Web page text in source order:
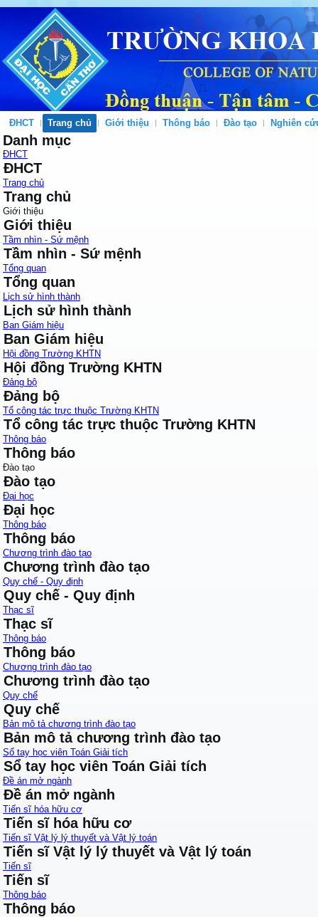
ĐHCT Trang chủ Giới thiệu Thông báo Đào tạo Nghiên
Danh mục
ĐHCT
ĐHCT
Trang chủ
Trang chủ
Giới thiệu
Giới thiệu
Tầm nhìn - Sứ mệnh
Tầm nhìn - Sứ mệnh
Tổng quan
Tổng quan
Lịch sử hình thành
Lịch sử hình thành
Ban Giám hiệu
Ban Giám hiệu
Hội đồng Trường KHTN
Hội đồng Trường KHTN
Đảng bộ
Đảng bộ
Tổ công tác trực thuộc Trường KHTN
Tổ công tác trực thuộc Trường KHTN
Thông báo
Thông báo
Đào tạo
Đào tạo
Đại học
Đại học
Thông báo
Thông báo
Chương trình đào tạo
Chương trình đào tạo
Quy chế - Quy định
Quy chế - Quy định
Thạc sĩ
Thạc sĩ
Thông báo
Thông báo
Chương trình đào tạo
Chương trình đào tạo
Quy chế
Quy chế
Bản mô tả chương trình đào tạo
Bản mô tả chương trình đào tạo
Sổ tay học viên Toán Giải tích
Sổ tay học viên Toán Giải tích
Đề án mở ngành
Đề án mở ngành
Tiến sĩ hóa hữu cơ
Tiến sĩ hóa hữu cơ
Tiến sĩ Vật lý lý thuyết và Vật lý toán
Tiến sĩ Vật lý lý thuyết và Vật lý toán
Tiến sĩ
Tiến sĩ
Thông báo
Thông báo